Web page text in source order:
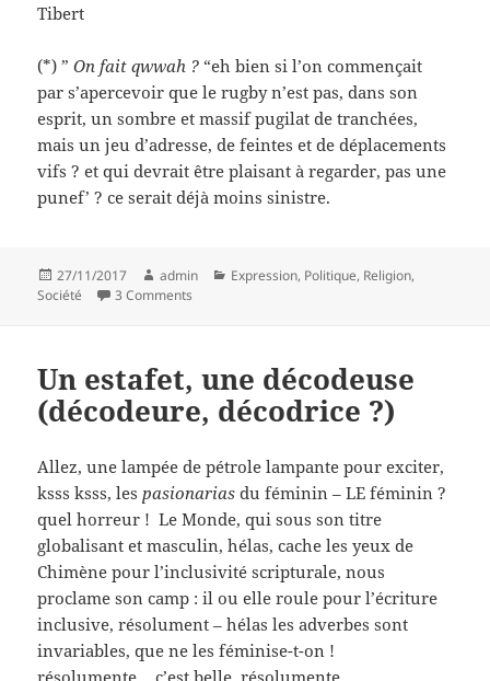
Tibert
(*) ”On fait qwwah ? “eh bien si l’on commençait
par s’apercevoir que le rugby n’est pas, dans son
esprit, un sombre et massif pugilat de tranchées,
mais un jeu d’adresse, de feintes et de déplacements
vifs ? et qui devrait être plaisant à regarder, pas une
punef’ ? ce serait déjà moins sinistre.
Posted
on
27/11/2017 Author
admin Categories
Expression, Politique, Religion,
Société
3 Comments
Un estafet, une décodeuse
(décodeure, décodrice ?)
Allez, une lampée de pétrole lampante pour exciter,
ksss ksss, les pasionarias du féminin – LE féminin ?
quel horreur ! Le Monde, qui sous son titre
globalisant et masculin, hélas, cache les yeux de
Chimène pour l’inclusivité scripturale, nous
proclame son camp : il ou elle roule pour l’écriture
inclusive, résolument – hélas les adverbes sont
invariables, que ne les féminise-t-on !
résolumente… c’est belle, résolumente.